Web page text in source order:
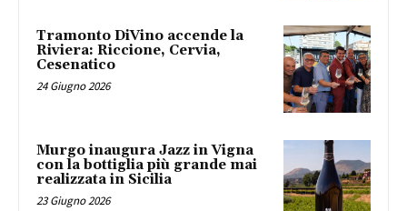
Tramonto DiVino accende la
Riviera: Riccione, Cervia,
Cesenatico
24 Giugno 2026
Murgo inaugura Jazz in Vigna
con la bottiglia più grande mai
realizzata in Sicilia
23 Giugno 2026